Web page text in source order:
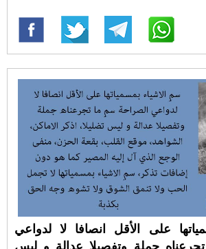
على الأقل انصافا لا لدواعي